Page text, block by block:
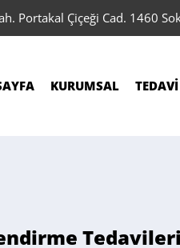
Portakal Çiçeği Cad. 1460
KURUMSAL
Tedavileri